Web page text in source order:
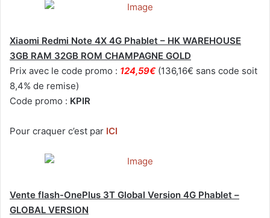
Xiaomi Redmi Note 4X 4G Phablet – HK WAREHOUSE
3GB RAM 32GB ROM CHAMPAGNE GOLD
Prix avec le code promo : 124,59€ (136,16€ sans code soit
8,4% de remise)
Code promo : KPIR
Pour craquer c’est par ICI
Vente flash-OnePlus 3T Global Version 4G Phablet –
GLOBAL VERSION